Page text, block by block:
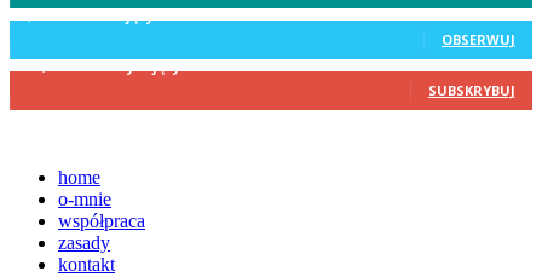
OBSERWUJ
SUBSKRYBUJ
home
o-mnie
współpraca
zasady
kontakt